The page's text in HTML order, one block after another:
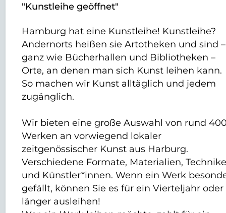
"Kunstleihe geöffnet"
Hamburg hat eine Kunstleihe! Kunstleihe?
Andernorts heißen sie Artotheken und sind –
ganz wie Bücherhallen und Bibliotheken –
Orte, an denen man sich Kunst leihen kann.
So machen wir Kunst alltäglich und jedem
zugänglich.
Wir bieten eine große Auswahl von rund
Werken an vorwiegend lokaler
zeitgenössischer Kunst aus Harburg.
Verschiedene Formate, Materialien,
und Künstler*innen. Wenn ein Werk
gefällt, können Sie es für ein Vierteljahr oder
länger ausleihen!